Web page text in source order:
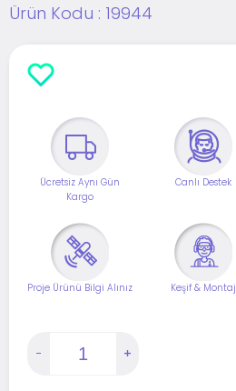
Ürün Kodu : 19944
Ücretsiz Aynı Gün
Kargo
Canlı Destek
Proje Ürünü Bilgi Alınız Keşif & Montaj